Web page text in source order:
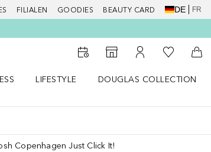
FILIALEN GOODIES BEAUTY CARD DE FR
Zum Storefinder
Zu Meinem
Zu Meiner
LIFESTYLE
DOUGLAS COLLECTION
Copenhagen Just Click It!